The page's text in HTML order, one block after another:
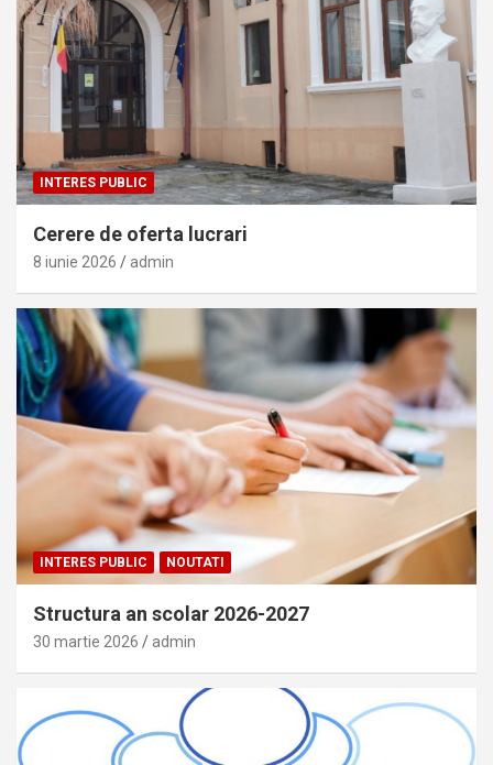
INTERES PUBLIC
Cerere de oferta lucrari
8 iunie 2026 admin
INTERES PUBLIC NOUTATI
Structura an scolar 2026-2027
30 martie 2026 admin